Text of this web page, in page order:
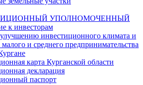
УПОЛНОМОЧЕННЫЙ
к инвесторам
инвестиционного климата и
и среднего предпринимательства
карта Курганской области
декларация
паспорт